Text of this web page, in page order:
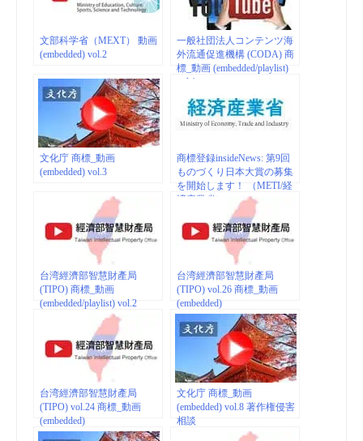
文部科学省（MEXT） 動画
(embedded) vol.2
一般社団法人コンテンツ海
外流通促進機構 (CODA) 商
標_動画 (embedded/playlist)
vol.1
文化庁 商標_動画
(embedded) vol.3
商標登録insideNews: 第9回
ものづくり日本大賞の募集
を開始します！ （METI/経
済産業省）
台湾經濟部智慧財產局
(TIPO) 商標_動画
(embedded/playlist) vol.2
台湾經濟部智慧財產局
(TIPO) vol.26 商標_動画
(embedded)
台湾經濟部智慧財產局
(TIPO) vol.24 商標_動画
(embedded)
文化庁 商標_動画
(embedded) vol.8 著作権侵害
相談